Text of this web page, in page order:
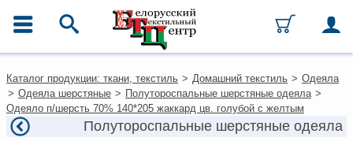
Каталог
Ткани
Домашний текстиль
Одежда
Каталог продукции: ткани, текстиль > Домашний текстиль > Одеяла
> Одеяла шерстяные > Полутороспальные шерстяные одеяла >
Одеяло п/шерсть 70% 140*205 жаккард цв. голубой с желтым
Полутороспальные шерстяные одеяла